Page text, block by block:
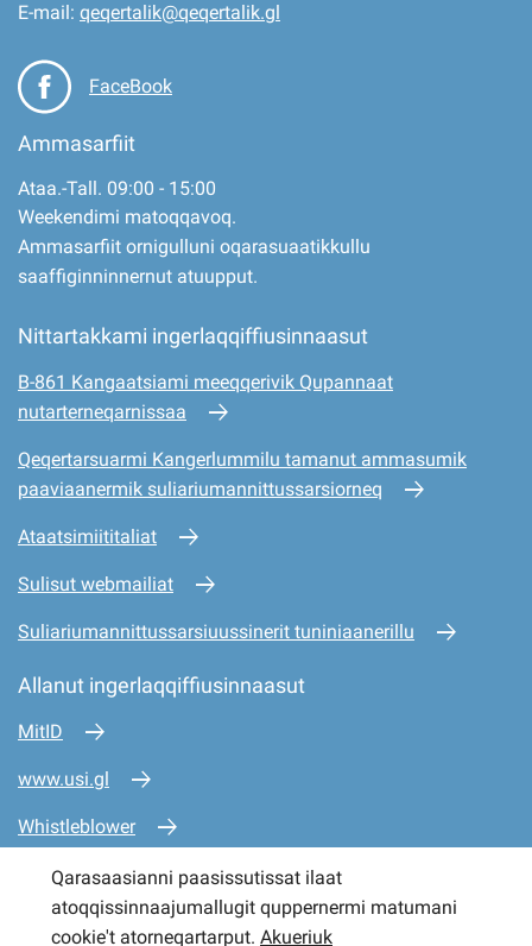
E-mail: qeqertalik@qeqertalik.gl
FaceBook
Ammasarfiit
Ataa.-Tall. 09:00 - 15:00
Weekendimi matoqqavoq.
Ammasarfiit ornigulluni oqarasuaatikkullu
saaffiginninnernut atuupput.
Nittartakkami ingerlaqqiffiusinnaasut
B-861 Kangaatsiami meeqqerivik Qupannaat
nutarterneqarnissaa
Qeqertarsuarmi Kangerlummilu tamanut ammasumik
paaviaanermik suliariumannittussarsiorneq
Ataatsimiititaliat
Sulisut webmailiat
Suliariumannittussarsiuussinerit tuniniaanerillu
Allanut ingerlaqqiffiusinnaasut
MitID
www.usi.gl
Whistleblower
www.mio.gl
www.sullissivik.gl
Qarasaasianni paasissutissat ilaat
atoqqissinnaajumallugit quppernermi matumani
cookie't atorneqartarput. Akueriuk